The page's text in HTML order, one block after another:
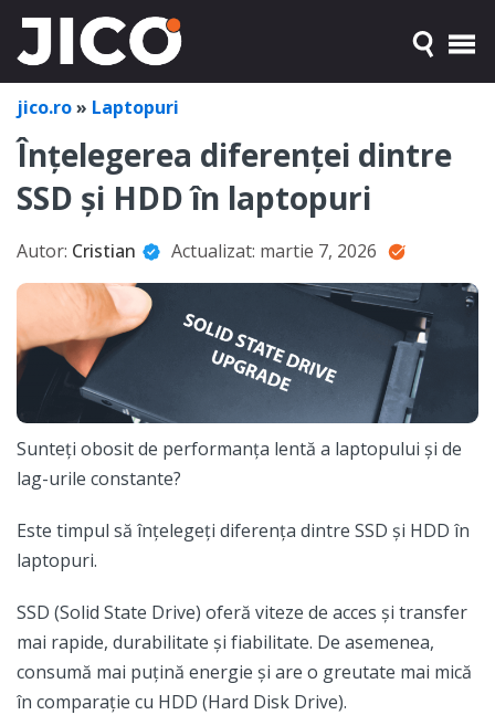
jico.ro» Laptopuri
Înțelegerea diferenței dintre
SSD și HDD în laptopuri
Autor: Cristian Actualizat: martie 7, 2026
Sunteți obosit de performanța lentă a laptopului și de
lag-urile constante?
Este timpul să înțelegeți diferența dintre SSD și HDD în
laptopuri.
SSD (Solid State Drive) oferă viteze de acces și transfer
mai rapide, durabilitate și fiabilitate. De asemenea,
consumă mai puțină energie și are o greutate mai mică
în comparație cu HDD (Hard Disk Drive).